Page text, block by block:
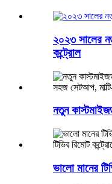
২০২৩ সালের
কন্ট্রোল
নতুন
ভালো মানের